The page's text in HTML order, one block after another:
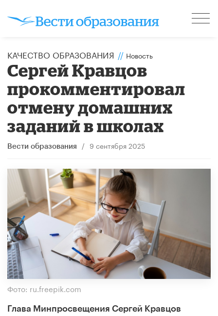
КАЧЕСТВО ОБРАЗОВАНИЯ // Новость
Сергей Кравцов
прокомментировал
отмену домашних
заданий в школах
Вести образования / 9 сентября 2025
Фото: ru.freepik.com
Глава Минпросвещения Сергей Кравцов